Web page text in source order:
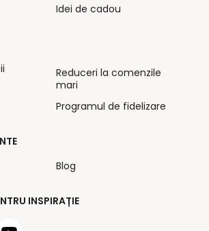
INSPIRAȚIE
Idei de cadou
Reduceri la comenzile
mari
Programul de fidelizare
Blog